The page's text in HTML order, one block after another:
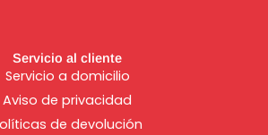
Servicio al cliente
Servicio a domicilio
Aviso de privacidad
de devolución